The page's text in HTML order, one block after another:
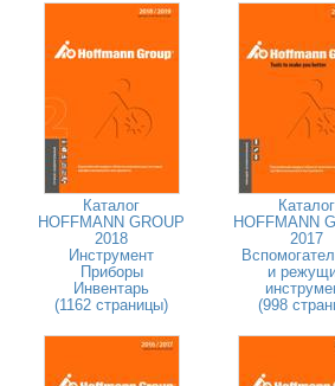
Каталог
HOFFMANN GROUP
2018
Инструмент
Приборы
Инвентарь
(1162 страницы)
Каталог
HOFFMANN
2017
и
(998